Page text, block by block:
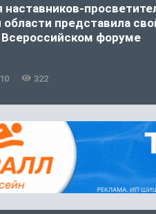
наставников-
области представила
форуме
322